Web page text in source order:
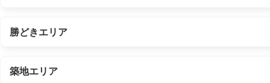
勝どきエリア
築地エリア